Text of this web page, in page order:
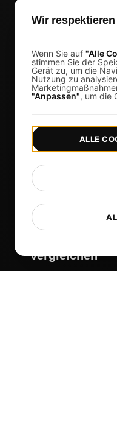
Preise
Preise & Pläne
Anmelden
Affiliates
Docs
Blog
Tech
Comparisons
Sitemap
Vergleichen
Wir
Wenn Sie auf "Alle
stimmen Sie der
Gerät zu, um die
Nutzung zu
"Anpassen", um die
ALLE